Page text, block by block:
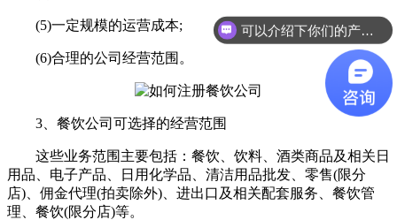
(5)一定规模的运营成本;
(6)合理的公司经营范围。
3、餐饮公司可选择的经营范围
这些业务范围主要包括：餐饮、饮料、酒类商品及相关日
用品、电子产品、日用化学品、清洁用品批发、零售(限分
店)、佣金代理(拍卖除外)、进出口及相关配套服务、餐饮管
理、餐饮(限分店)等。
可以介绍下你们的产品么？